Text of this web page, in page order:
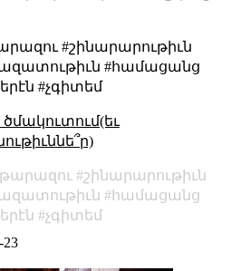
#շինարարութիւն
#համացանց
#չգիտեմ
շինարարութիւն
համացանց
չգիտեմ
23